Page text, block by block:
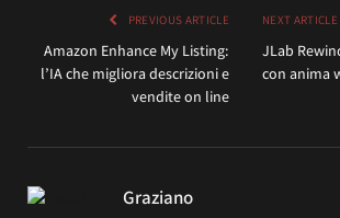
PREVIOUS ARTICLE
Amazon Enhance My Listing:
l’IA che migliora descrizioni e
vendite on line
NEXT ARTICLE
JLab
con anima
Graziano